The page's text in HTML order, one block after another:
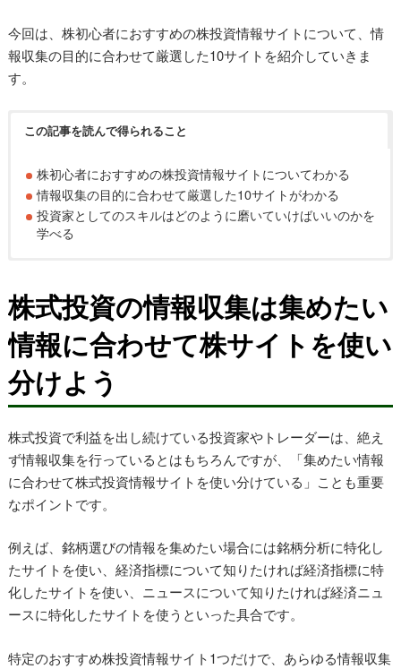
今回は、株初心者におすすめの株投資情報サイトについて、情
報収集の目的に合わせて厳選した10サイトを紹介していきま
す。
この記事を読んで得られること
株初心者におすすめの株投資情報サイトについてわかる
情報収集の目的に合わせて厳選した10サイトがわかる
投資家としてのスキルはどのように磨いていけばいいのかを
学べる
株式投資の情報収集は集めたい
情報に合わせて株サイトを使い
分けよう
株式投資で利益を出し続けている投資家やトレーダーは、絶え
ず情報収集を行っているとはもちろんですが、「集めたい情報
に合わせて株式投資情報サイトを使い分けている」ことも重要
なポイントです。
例えば、銘柄選びの情報を集めたい場合には銘柄分析に特化し
たサイトを使い、経済指標について知りたければ経済指標に特
化したサイトを使い、ニュースについて知りたければ経済ニュ
ースに特化したサイトを使うといった具合です。
特定のおすすめ株投資情報サイト1つだけで、あらゆる情報収集